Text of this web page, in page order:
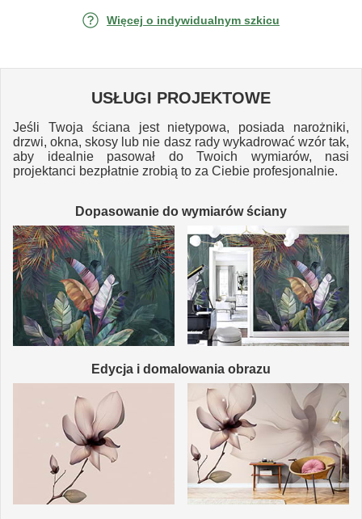
Więcej o indywidualnym szkicu
USŁUGI PROJEKTOWE
Jeśli Twoja ściana jest nietypowa, posiada narożniki,
drzwi, okna, skosy lub nie dasz rady wykadrować wzór tak,
aby idealnie pasował do Twoich wymiarów, nasi
projektanci bezpłatnie zrobią to za Ciebie profesjonalnie.
Dopasowanie do wymiarów ściany
Edycja i domalowania obrazu